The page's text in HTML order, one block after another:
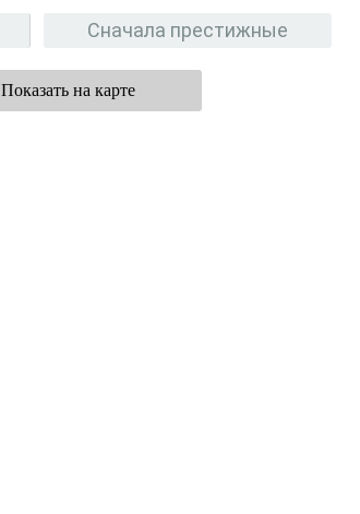
Сначала престижные
Показать на карте